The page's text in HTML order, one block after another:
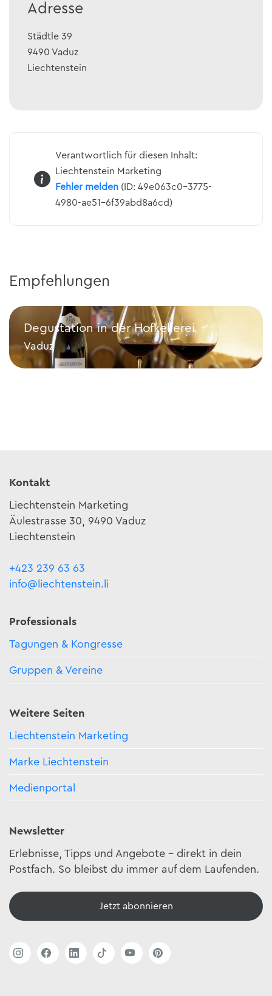
Adresse
Städtle 39
9490 Vaduz
Liechtenstein
Verantwortlich für diesen Inhalt:
Liechtenstein Marketing
Fehler melden(ID: 49e063c0-3775-
4980-ae51-6f39abd8a6cd)
Empfehlungen
Degustation in der Hofkellerei
Vaduz
Degustation in der Hofkellerei
Kontakt
Liechtenstein Marketing
Äulestrasse 30, 9490 Vaduz
Liechtenstein
+423 239 63 63
info@liechtenstein.li
Professionals
Tagungen & Kongresse
Gruppen & Vereine
Weitere Seiten
Liechtenstein Marketing
Marke Liechtenstein
Medienportal
Newsletter
Erlebnisse, Tipps und Angebote – direkt in dein
Postfach. So bleibst du immer auf dem Laufenden.
Jetzt abonnieren